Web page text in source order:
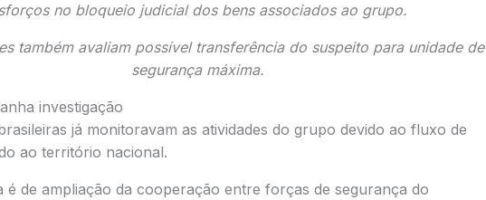
no bloqueio judicial dos bens associados ao grupo.
também avaliam possível transferência do suspeito para unidade de
segurança máxima.
investigação
já monitoravam as atividades do grupo devido ao fluxo de
ao território nacional.
é de ampliação da cooperação entre forças de segurança do